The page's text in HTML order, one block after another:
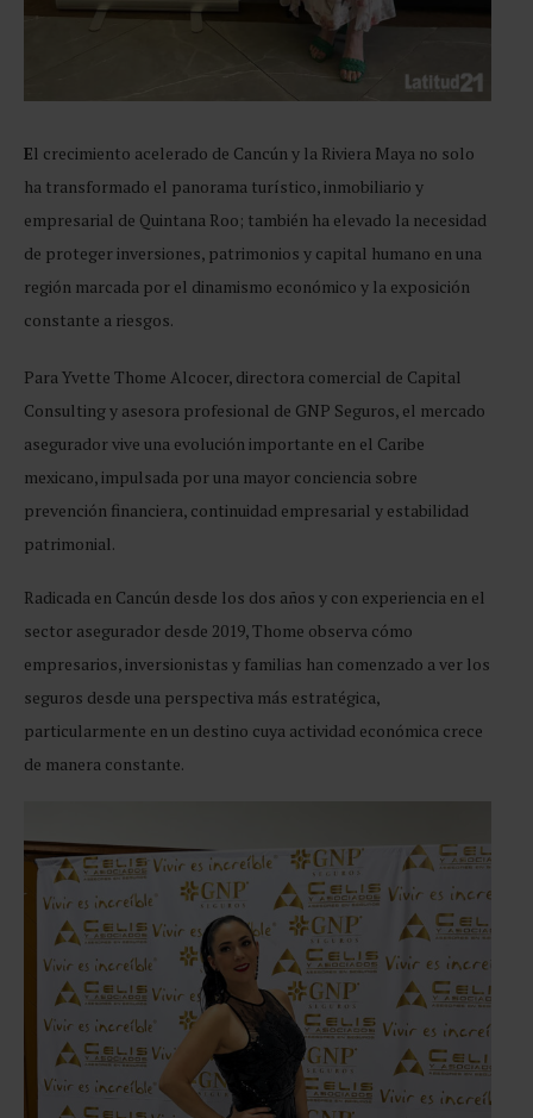
El crecimiento acelerado de Cancún y la Riviera Maya no solo
ha transformado el panorama turístico, inmobiliario y
empresarial de Quintana Roo; también ha elevado la necesidad
de proteger inversiones, patrimonios y capital humano en una
región marcada por el dinamismo económico y la exposición
constante a riesgos.
Para Yvette Thome Alcocer, directora comercial de Capital
Consulting y asesora profesional de GNP Seguros, el mercado
asegurador vive una evolución importante en el Caribe
mexicano, impulsada por una mayor conciencia sobre
prevención financiera, continuidad empresarial y estabilidad
patrimonial.
Radicada en Cancún desde los dos años y con experiencia en el
sector asegurador desde 2019, Thome observa cómo
empresarios, inversionistas y familias han comenzado a ver los
seguros desde una perspectiva más estratégica,
particularmente en un destino cuya actividad económica crece
de manera constante.